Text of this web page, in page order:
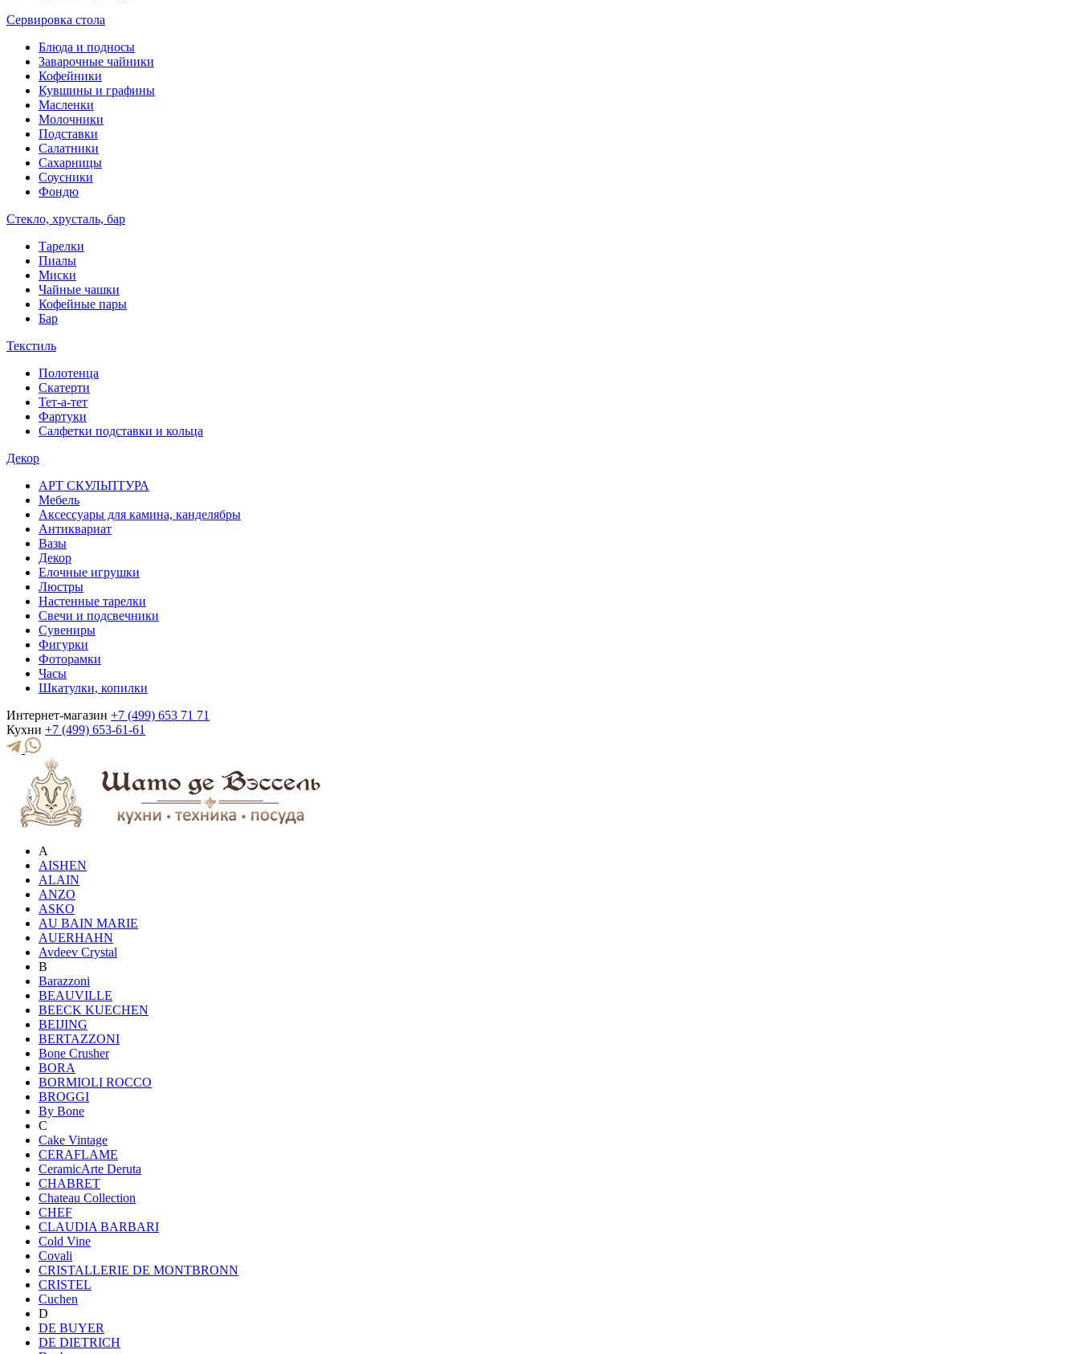
Сервировка стола
Блюда и подносы
Заварочные чайники
Кофейники
Кувшины и графины
Масленки
Молочники
Подставки
Салатники
Сахарницы
Соусники
Фондю
Стекло, хрусталь, бар
Тарелки
Пиалы
Миски
Чайные чашки
Кофейные пары
Бар
Текстиль
Полотенца
Скатерти
Тет-а-тет
Фартуки
Салфетки подставки и кольца
Декор
АРТ СКУЛЬПТУРА
Мебель
Аксессуары для камина, канделябры
Антиквариат
Вазы
Декор
Елочные игрушки
Люстры
Настенные тарелки
Свечи и подсвечники
Сувениры
Фигурки
Фоторамки
Часы
Шкатулки, копилки
Интернет-магазин +7 (499) 653 71 71
Кухни +7 (499) 653-61-61
A
AISHEN
ALAIN
ANZO
ASKO
AU BAIN MARIE
AUERHAHN
Avdeev Crystal
B
Barazzoni
BEAUVILLE
BEECK KUECHEN
BEIJING
BERTAZZONI
Bone Crusher
BORA
BORMIOLI ROCCO
BROGGI
By Bone
C
Cake Vintage
CERAFLAME
CeramicArte Deruta
CHABRET
Chateau Collection
CHEF
CLAUDIA BARBARI
Cold Vine
Covali
CRISTALLERIE DE MONTBRONN
CRISTEL
Cuchen
D
DE BUYER
DE DIETRICH